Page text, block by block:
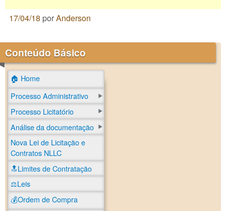
17/04/18 porAnderson
Conteúdo Básico
🏠 Home
Processo Administrativo
Processo Licitatório
Análise da documentação
Nova Lei de Licitação e
Contratos NLLC
🔝Limites de Contratação
⚖️Leis
💰Ordem de Compra